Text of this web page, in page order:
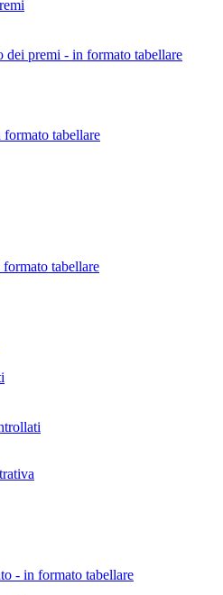
dei premi - in formato tabellare
tabellare
tabellare
- in formato tabellare